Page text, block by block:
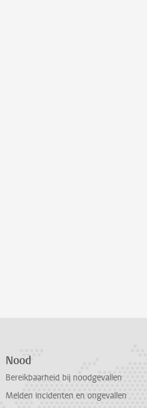
Nood
Bereikbaarheid bij noodgevallen
Melden incidenten en ongevallen